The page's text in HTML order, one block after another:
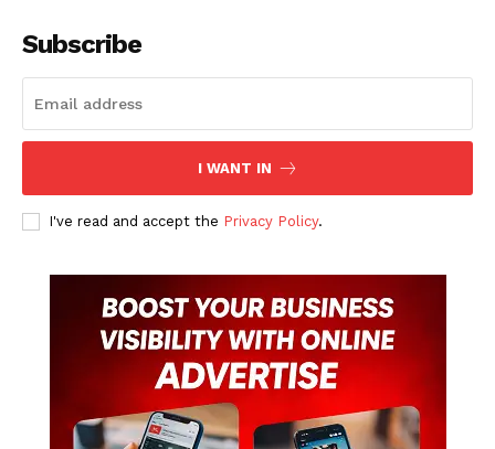
Subscribe
I WANT IN
I've read and accept the Privacy Policy.